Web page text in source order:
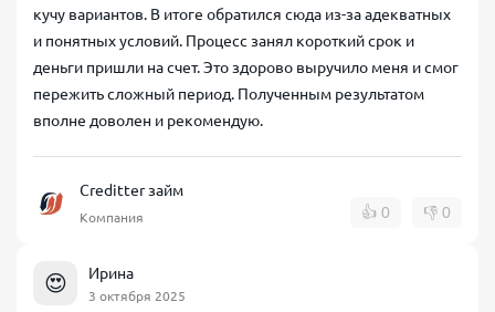
кучу вариантов. В итоге обратился сюда из-за адекватных
и понятных условий. Процесс занял короткий срок и
деньги пришли на счет. Это здорово выручило меня и смог
пережить сложный период. Полученным результатом
вполне доволен и рекомендую.
Creditter займ
Компания 👍 0 👎 0
😍 Ирина
3 октября 2025